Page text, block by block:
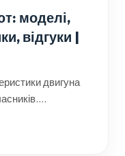
моделі,
відгуки |
двигуна